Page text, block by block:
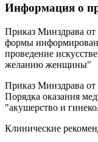
Информация о
Приказ Минздрава
формы
проведение
желанию женщины"
Приказ Минздрава
Порядка оказания
"акушерство и
Клинические